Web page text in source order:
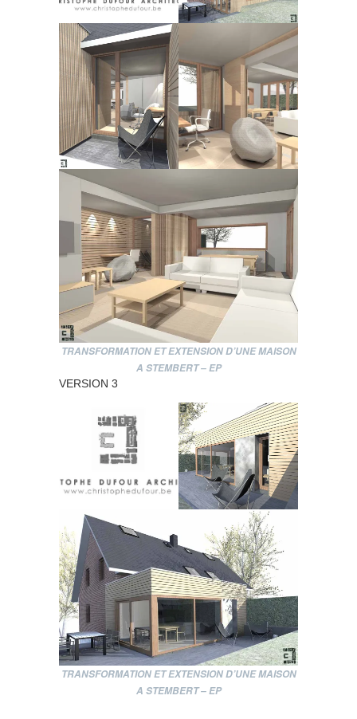
TRANSFORMATION ET EXTENSION D’UNE MAISON
A STEMBERT – EP
VERSION 3
TRANSFORMATION ET EXTENSION D’UNE MAISON
A STEMBERT – EP